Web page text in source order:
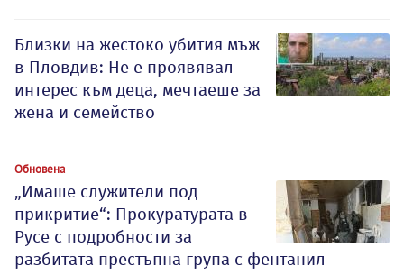
Близки на жестоко убития мъж
в Пловдив: Не е проявявал
интерес към деца, мечтаеше за
жена и семейство
Обновена
„Имаше служители под
прикритие“: Прокуратурата в
Русе с подробности за
разбитата престъпна група с фентанил